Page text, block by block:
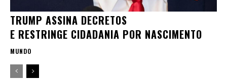
TRUMP ASSINA DECRETOS
E RESTRINGE CIDADANIA POR NASCIMENTO
MUNDO